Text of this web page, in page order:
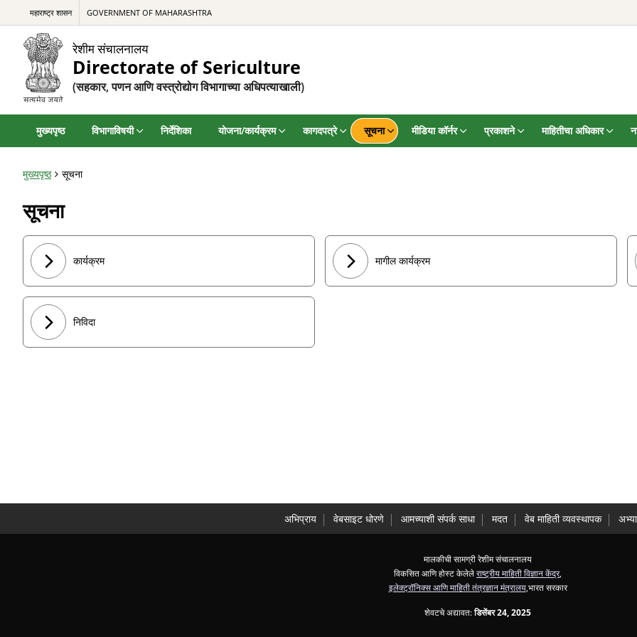
महाराष्ट्र शासन GOVERNMENT OF MAHARASHTRA
रेशीम संचालनालय
Directorate of Sericulture
(सहकार, पणन आणि वस्त्रोद्योग विभागाच्या अधिपत्याखाली)
मुख्यपृष्ठ विभागाविषयी निर्देशिका योजना/कार्यक्रम कागदपत्रे सूचना मीडिया कॉर्नर प्रकाशने माहितीचा अधिकार
मुख्यपृष्ठ सूचना
सूचना
कार्यक्रम मागील कार्यक्रम
निविदा
अभिप्राय वेबसाइट धोरणे आमच्याशी संपर्क साधा मदत वेब माहिती व्यवस्थापक
मालकीची सामग्री रेशीम संचालनालय
विकसित आणि होस्ट केलेलेराष्ट्रीय माहिती विज्ञान केंद्र,
इलेक्ट्रॉनिक्स आणि माहिती तंत्रज्ञान मंत्रालय,भारत सरकार
शेवटचे अद्यावत:डिसेंबर 24, 2025